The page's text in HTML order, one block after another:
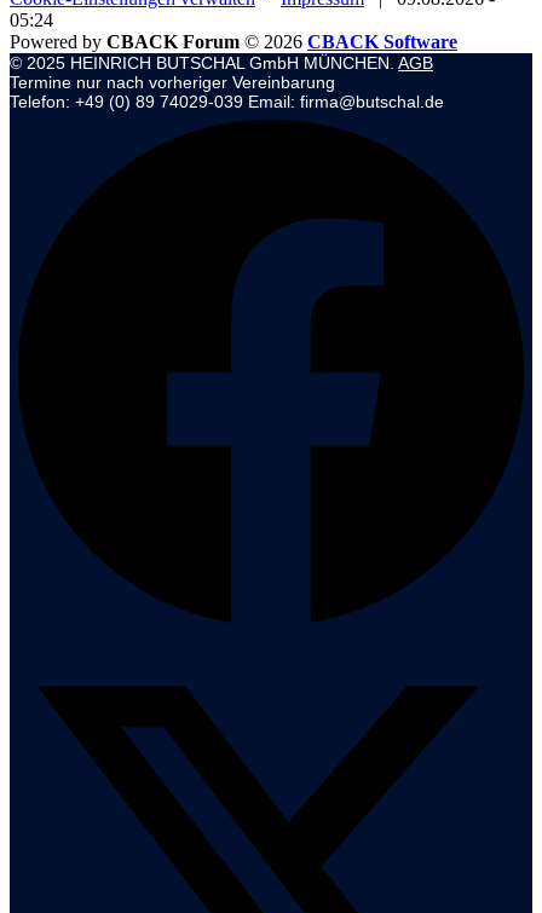
05:24
Powered by CBACK Forum © 2026 CBACK Software
© 2025 HEINRICH BUTSCHAL GmbH MÜNCHEN. AGB
Termine nur nach vorheriger Vereinbarung
Telefon: +49 (0) 89 74029-039 Email: firma@butschal.de